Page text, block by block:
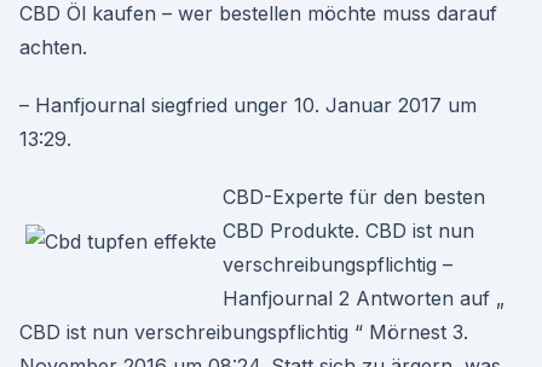
CBD Öl kaufen – wer bestellen möchte muss darauf
achten.
– Hanfjournal siegfried unger 10. Januar 2017 um
13:29.
CBD-Experte für den besten
CBD Produkte. CBD ist nun
verschreibungspflichtig –
Hanfjournal 2 Antworten auf „
CBD ist nun verschreibungspflichtig “ Mörnest 3.